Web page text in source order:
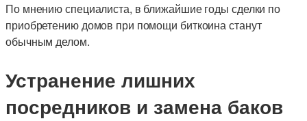
По мнению специалиста, в ближайшие годы сделки по
приобретению домов при помощи биткоина станут
обычным делом.
Устранение лишних
посредников и замена баков